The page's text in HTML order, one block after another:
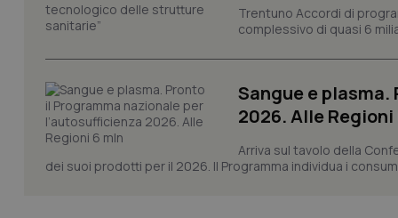
Trentuno Accordi di
complessivo di quasi 6
Sangue e
2026. Alle Regioni
Arriva sul tavolo della
dei suoi prodotti per il 2026. Il Programma individua i
session-id
PHPSESSID